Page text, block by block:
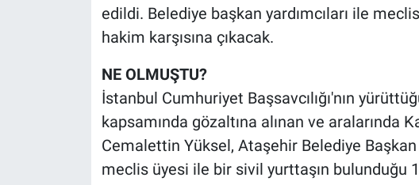
edildi. Belediye başkan yardımcıları ile
hakim karşısına çıkacak.
NE OLMUŞTU?
İstanbul Cumhuriyet Başsavcılığı'nın
kapsamında gözaltına alınan ve aralarında
Cemalettin Yüksel, Ataşehir Belediye Başkan
meclis üyesi ile bir sivil yurttaşın bulunduğu
Ne demişti
Programlar